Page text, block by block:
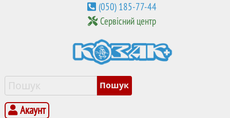
(050) 185-77-44
Сервісний центр
Акаунт